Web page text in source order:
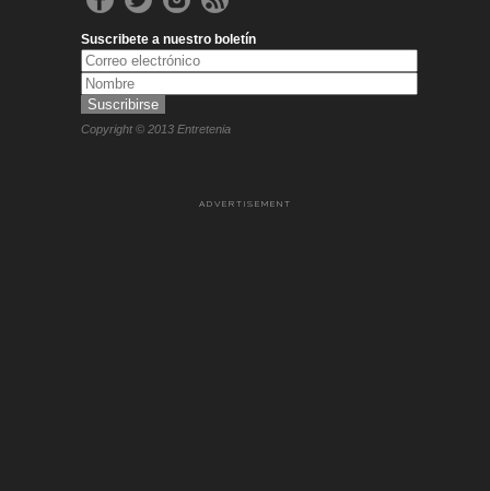
Suscribete a nuestro boletín
Copyright © 2013 Entretenia
ADVERTISEMENT